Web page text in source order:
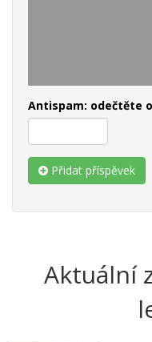
Antispam: odečtěte
Přidat příspěvek
Aktuální